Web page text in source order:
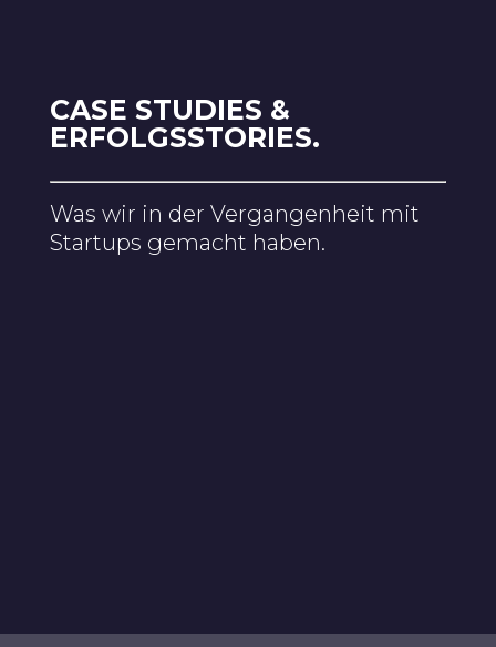
CASE STUDIES &
ERFOLGSSTORIES.
Was wir in der Vergangenheit mit
Startups gemacht haben.